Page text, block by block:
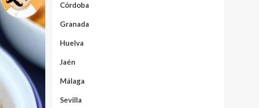
Córdoba
Granada
Huelva
Jaén
Málaga
Sevilla